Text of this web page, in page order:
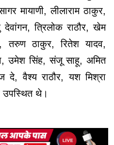
मायाणी, लीलाराम ठाकुर,
त्रिलोक राठौर, खेम
तरुण ठाकुर, रितेश यादव,
उमेश सिंह, संजू साहू, अमित
दे, वैश्य राठौर, यश मिश्रा
उपस्थित थे।